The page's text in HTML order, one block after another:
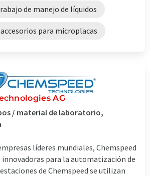
de manejo de líquidos
accesorios para microplacas
AG
/ material de laboratorio,
líderes mundiales, Chemspeed
para la automatización de
de Chemspeed se utilizan